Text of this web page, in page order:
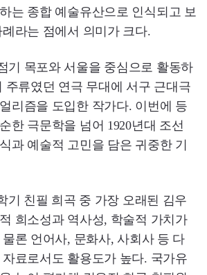
는 종합 예술유산으로 인식되고 보
라는 점에서 의미가 크다.
기 목포와 서울을 중심으로 활동하
주류였던 연극 무대에 서구 근대극
리즘을 도입한 작가다. 이번에 등
한 극문학을 넘어 1920년대 조선
과 예술적 고민을 담은 귀중한 기
기 친필 희곡 중 가장 오래된 김우
희소성과 역사성, 학술적 가치가
론 언어사, 문화사, 사회사 등 다
료로서도 활용도가 높다. 국가유